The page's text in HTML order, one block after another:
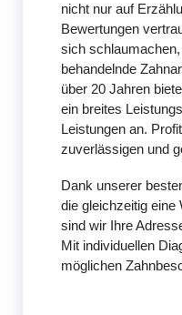
nicht nur auf
Bewertungen
sich
behandelnde
über 20 Jahren
ein breites
Leistungen an.
zuverlässigen und
Dank unserer
die gleichzeitig eine
sind wir Ihre
Mit individuellen
möglichen